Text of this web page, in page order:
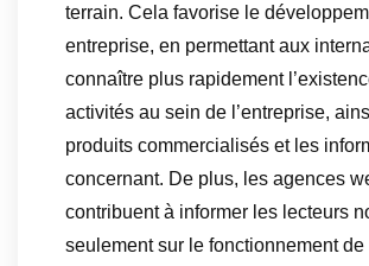
terrain. Cela favorise le
entreprise, en permettant aux
connaître plus rapidement
activités au sein de l’entreprise,
produits commercialisés et les
concernant. De plus, les agences
contribuent à informer les lecteurs
seulement sur le fonctionnement de